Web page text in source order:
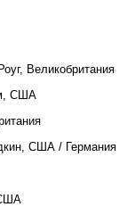
Великобритания
США
США / Германия